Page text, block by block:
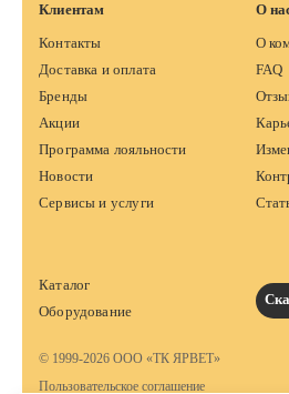
Клиентам
Контакты
Доставка и оплата
Бренды
Акции
Программа лояльности
Новости
Сервисы и услуги
О
О
FAQ
Каталог
Оборудование
© 1999-2026 ООО «ТК ЯРВЕТ»
Пользовательское соглашение